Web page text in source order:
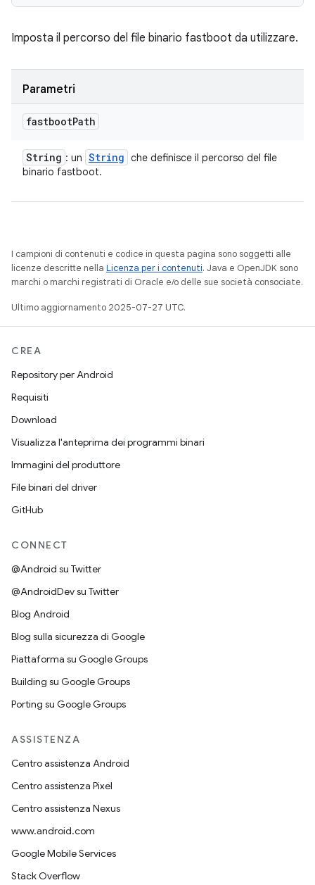
Imposta il percorso del file binario fastboot da utilizzare.
Parametri
fastbootPath
String : un String che definisce il percorso del file
binario fastboot.
I campioni di contenuti e codice in questa pagina sono soggetti alle
licenze descritte nella Licenza per i contenuti. Java e OpenJDK sono
marchi o marchi registrati di Oracle e/o delle sue società consociate.
Ultimo aggiornamento 2025-07-27 UTC.
CREA
Repository per Android
Requisiti
Download
Visualizza l'anteprima dei programmi binari
Immagini del produttore
File binari del driver
GitHub
CONNECT
@Android su Twitter
@AndroidDev su Twitter
Blog Android
Blog sulla sicurezza di Google
Piattaforma su Google Groups
Building su Google Groups
Porting su Google Groups
ASSISTENZA
Centro assistenza Android
Centro assistenza Pixel
Centro assistenza Nexus
www.android.com
Google Mobile Services
Stack Overflow